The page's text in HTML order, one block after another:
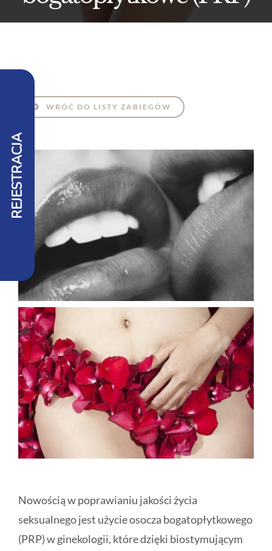
WRÓĆ DO LISTY ZABIEGÓW
Nowością w poprawianiu jakości życia
seksualnego jest użycie osocza bogatopłytkowego
(PRP) w ginekologii, które dzięki biostymującym
REJESTRACJA